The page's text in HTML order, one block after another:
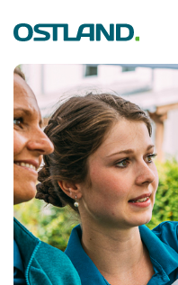
Jetzt
finden:
Hier zieht